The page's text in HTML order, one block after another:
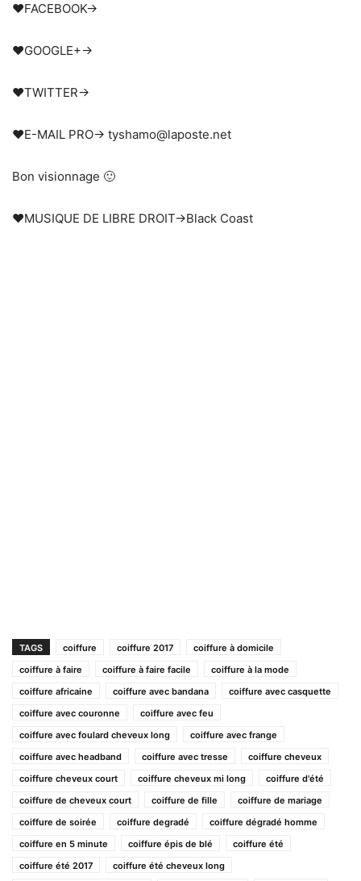
❤FACEBOOK→
❤GOOGLE+→
❤TWITTER→
❤E-MAIL PRO→ tyshamo@laposte.net
Bon visionnage 🙂
❤MUSIQUE DE LIBRE DROIT→Black Coast
TAGS coiffure coiffure 2017
coiffure à domicile
coiffure à faire
coiffure à faire facile
coiffure à la mode
coiffure africaine
coiffure avec bandana
coiffure avec casquette
coiffure avec couronne
coiffure avec feu
coiffure avec foulard cheveux long
coiffure avec frange
coiffure avec headband
coiffure avec tresse
coiffure cheveux
coiffure cheveux court
coiffure cheveux mi long
coiffure d'été
coiffure de cheveux court
coiffure de fille
coiffure de mariage
coiffure de soirée
coiffure degradé
coiffure dégradé homme
coiffure en 5 minute
coiffure épis de blé
coiffure été
coiffure été 2017
coiffure été cheveux long